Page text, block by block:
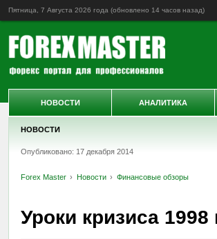
Пятница, 7 Августа 2026 года (обновлено 14 часов назад)
НОВОСТИ
Опубликовано: 17 декабря 2014
Forex Master Новости Финансовые обзоры
Уроки кризиса 1998
НОВОСТИ АНАЛИТИКА